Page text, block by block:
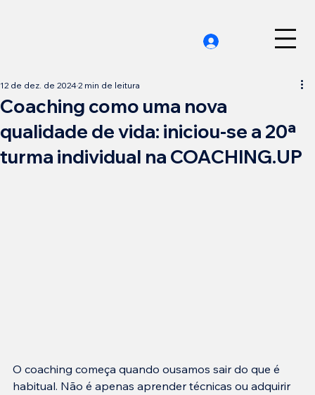
Coaching como uma nova
qualidade de vida: iniciou-se a 20ª
turma individual na COACHING.UP
12 de dez. de 20242 min de leitura
O coaching começa quando ousamos sair do que é
habitual. Não é apenas aprender técnicas ou adquirir